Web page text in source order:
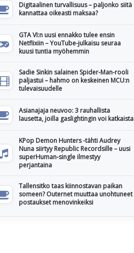
Digitaalinen turvallisuus – paljonko siitä
kannattaa oikeasti maksaa?
GTA VI:n uusi ennakko tulee ensin
Netflixiin – YouTube-julkaisu seuraa
kuusi tuntia myöhemmin
Sadie Sinkin salainen Spider-Man-rooli
paljastui – hahmo on keskeinen MCU:n
tulevaisuudelle
Asianajaja neuvoo: 3 rauhallista
lausetta, joilla gaslightingin voi katkaista
KPop Demon Hunters -tähti Audrey
Nuna siirtyy Republic Recordsille – uusi
superHuman-single ilmestyy
perjantaina
Tallensitko taas kiinnostavan paikan
someen? Outernet muuttaa unohtuneet
postaukset menovinkeiksi